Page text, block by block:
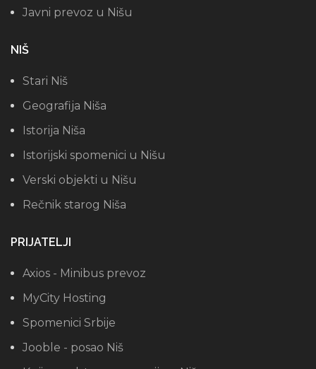
Javni prevoz u Nišu
NIŠ
Stari Niš
Geografija Niša
Istorija Niša
Istorijski spomenici u Nišu
Verski objekti u Nišu
Rečnik starog Niša
PRIJATELJI
Axios - Minibus prevoz
MyCity Hosting
Spomenici Srbije
Jooble - posao Niš